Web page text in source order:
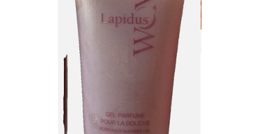
NATURALI